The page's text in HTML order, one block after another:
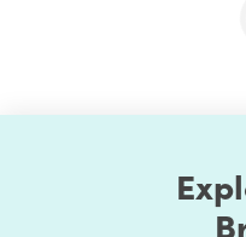
référencement, la
vous fournir les services